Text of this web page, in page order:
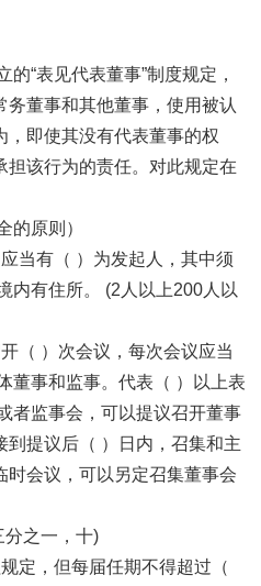
“表见代表董事”制度规定，
董事和其他董事，使用被认
，即使其没有代表董事的权
担该行为的责任。对此规定在
的原则）
当有（ ）为发起人，其中须
内有住所。 (2人以上200人以
（ ）次会议，每次会议应当
董事和监事。代表（ ）以上表
者监事会，可以提议召开董事
提议后（ ）日内，召集和主
会议，可以另定召集董事会
分之一，十)
定，但每届任期不得超过（